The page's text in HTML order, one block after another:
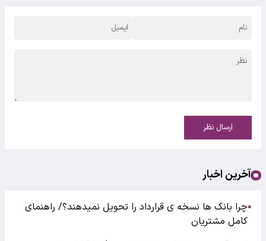
ارسال نظر
آخرین اخبار
●چرا بانک ها نسخه ی قرارداد را تحویل نمیدهند؟/ راهنمای
کامل مشتریان